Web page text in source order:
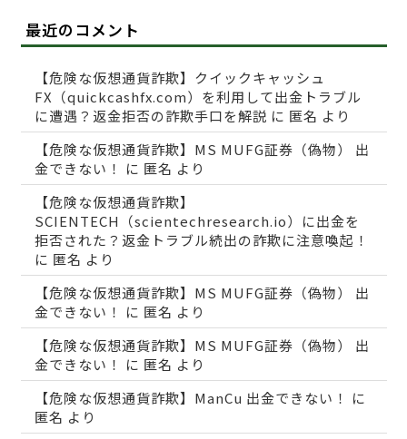
最近のコメント
【危険な仮想通貨詐欺】クイックキャッシュ
FX（quickcashfx.com）を利用して出金トラブル
に遭遇？返金拒否の詐欺手口を解説 に 匿名 より
【危険な仮想通貨詐欺】MS MUFG証券（偽物） 出
金できない！
に 匿名 より
【危険な仮想通貨詐欺】
SCIENTECH（scientechresearch.io）に出金を
拒否された？返金トラブル続出の詐欺に注意喚起！
に 匿名 より
【危険な仮想通貨詐欺】MS MUFG証券（偽物） 出
金できない！
に 匿名 より
【危険な仮想通貨詐欺】MS MUFG証券（偽物） 出
金できない！
に 匿名 より
【危険な仮想通貨詐欺】ManCu 出金できない！
に
匿名 より